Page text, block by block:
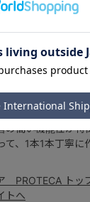
年以上の実績を持
はの高品質と、高
の高い機能性が特
て、1本1本丁寧に
PROTECA トッ
トへ